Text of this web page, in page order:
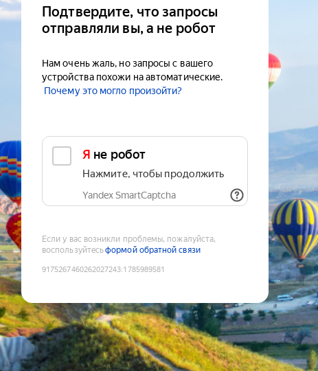
Подтвердите, что запросы
отправляли вы, а не робот
Нам очень жаль, но запросы с вашего
устройства похожи на автоматические.
Почему это могло произойти?
Я не робот
Нажмите, чтобы продолжить
Yandex SmartCaptcha
Если у вас возникли проблемы, пожалуйста,
воспользуйтесьформой обратной связи
9175267460262027243:1785989581